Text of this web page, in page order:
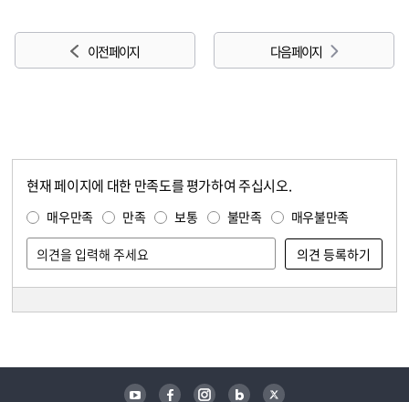
이전 페이지 다음 페이지
현재 페이지에 대한 만족도를 평가하여 주십시오.
매우만족 만족 보통 불만족 매우불만족
유튜브 페이스북 인스타그램 블로그 트위터